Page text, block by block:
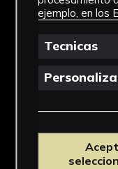
ejemplo, en los
Tecnicas